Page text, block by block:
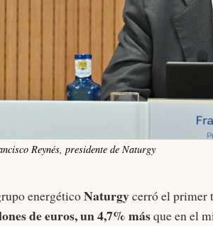
Reynés, presidente de Naturgy
energéticoNaturgycerró el primer
de euros, un 4,7% másque en el